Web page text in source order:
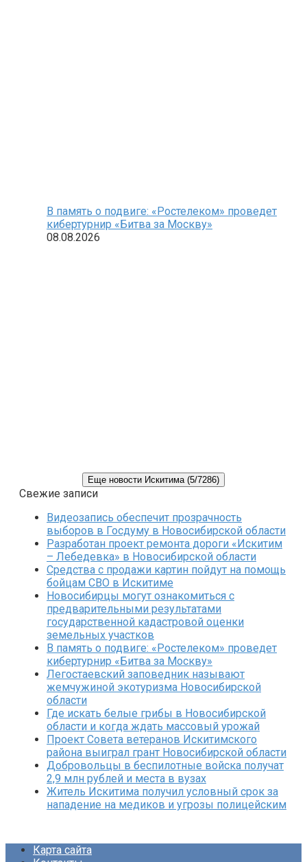
В память о подвиге: «Ростелеком» проведет
кибертурнир «Битва за Москву»
08.08.2026
Еще новости Искитима (5/7286)
Свежие записи
Видеозапись обеспечит прозрачность
выборов в Госдуму в Новосибирской области
Разработан проект ремонта дороги «Искитим
– Лебедевка» в Новосибирской области
Средства с продажи картин пойдут на помощь
бойцам СВО в Искитиме
Новосибирцы могут ознакомиться с
предварительными результатами
государственной кадастровой оценки
земельных участков
В память о подвиге: «Ростелеком» проведет
кибертурнир «Битва за Москву»
Легостаевский заповедник называют
жемчужиной экотуризма Новосибирской
области
Где искать белые грибы в Новосибирской
области и когда ждать массовый урожай
Проект Совета ветеранов Искитимского
района выиграл грант Новосибирской области
Добровольцы в беспилотные войска получат
2,9 млн рублей и места в вузах
Житель Искитима получил условный срок за
нападение на медиков и угрозы полицейским
Карта сайта